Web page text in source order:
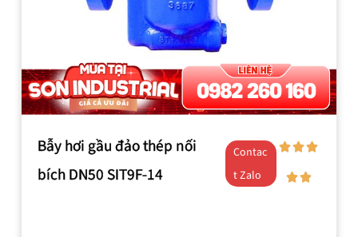
Bẫy hơi gầu đảo thép nối
bích DN50 SIT9F-14
Contac
t Zalo